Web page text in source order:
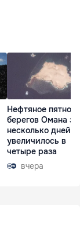
Нефтяное пятно у
берегов Омана за
несколько дней
увеличилось в
четыре раза
вчера